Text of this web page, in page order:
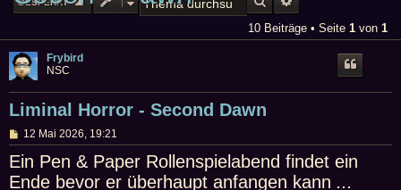
GESPERRT
10 Beiträge • Seite 1 von 1
Frybird
NSC
Liminal Horror - Second Dawn
B
e
i
t
r
12 Mai 2026, 19:21
Ein Pen & Paper Rollenspielabend findet ein
Ende bevor er überhaupt anfangen kann ...